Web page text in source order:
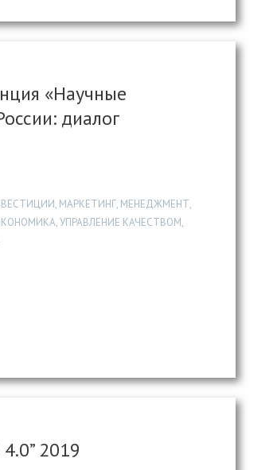
«Научные
диалог
МАРКЕТИНГ, МЕНЕДЖМЕНТ,
УПРАВЛЕНИЕ КАЧЕСТВОМ,
2019